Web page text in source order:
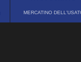
MERCATINO